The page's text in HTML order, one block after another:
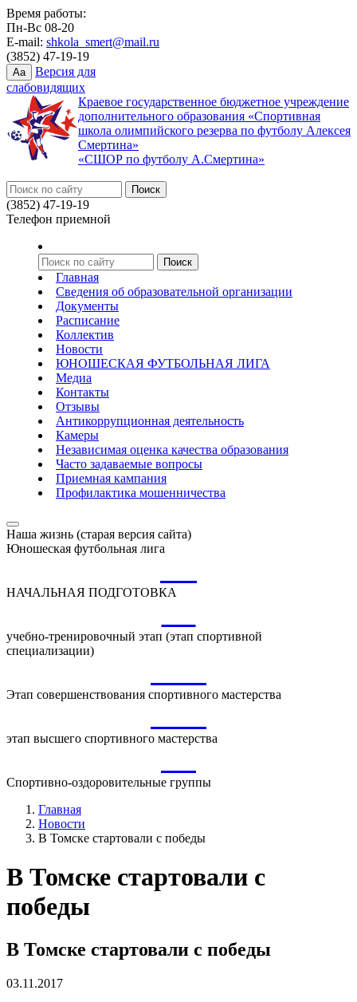
Время работы:
Пн-Вс 08-20
E-mail: shkola_smert@mail.ru
(3852) 47-19-19
Aa
Версия для
слабовидящих
Краевое государственное бюджетное учреждение
дополнительного образования «Спортивная
школа олимпийского резерва по футболу Алексея
Смертина»
«СШОР по футболу А.Смертина»
(3852) 47-19-19
Телефон приемной
Главная
Сведения об образовательной организации
Документы
Расписание
Коллектив
Новости
ЮНОШЕСКАЯ ФУТБОЛЬНАЯ ЛИГА
Медиа
Контакты
Отзывы
Антикоррупционная деятельность
Камеры
Независимая оценка качества образования
Часто задаваемые вопросы
Приемная кампания
Профилактика мошенничества
Наша жизнь (старая версия сайта)
Юношеская футбольная лига
НАЧАЛЬНАЯ ПОДГОТОВКА
учебно-тренировочный этап (этап спортивной
специализации)
Этап совершенствования спортивного мастерства
этап высшего спортивного мастерства
Спортивно-оздоровительные группы
Главная
Новости
В Томске стартовали с победы
В Томске стартовали с
победы
В Томске стартовали с победы
03.11.2017